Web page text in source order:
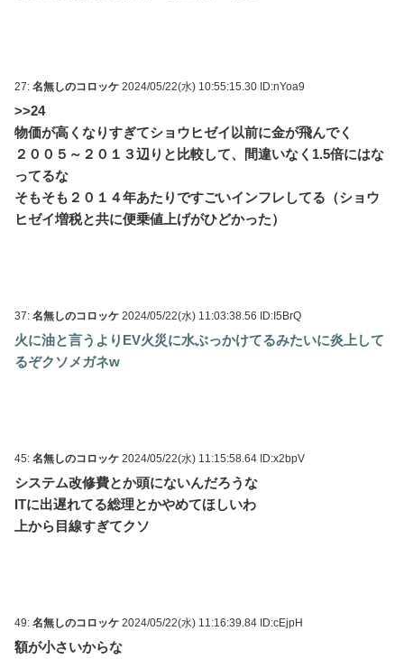
27: 名無しのコロッケ 2024/05/22(水) 10:55:15.30 ID:nYoa9
>>24
物価が高くなりすぎてショウヒゼイ以前に金が飛んでく
２００５～２０１３辺りと比較して、間違いなく1.5倍にはな
ってるな
そもそも２０１４年あたりですごいインフレしてる（ショウ
ヒゼイ増税と共に便乗値上げがひどかった）
37: 名無しのコロッケ 2024/05/22(水) 11:03:38.56 ID:I5BrQ
火に油と言うよりEV火災に水ぶっかけてるみたいに炎上して
るぞクソメガネw
45: 名無しのコロッケ 2024/05/22(水) 11:15:58.64 ID:x2bpV
システム改修費とか頭にないんだろうな
ITに出遅れてる総理とかやめてほしいわ
上から目線すぎてクソ
49: 名無しのコロッケ 2024/05/22(水) 11:16:39.84 ID:cEjpH
額が小さいからな